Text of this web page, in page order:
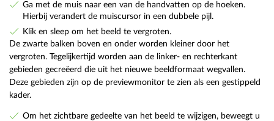
Ga met de muis naar een van de handvatten op de hoeken.
Hierbij verandert de muiscursor in een dubbele pijl.
Klik en sleep om het beeld te vergroten.
De zwarte balken boven en onder worden kleiner door het
vergroten. Tegelijkertijd worden aan de linker- en rechterkant
gebieden gecreëerd die uit het nieuwe beeldformaat wegvallen.
Deze gebieden zijn op de previewmonitor te zien als een gestippeld
kader.
Om het zichtbare gedeelte van het beeld te wijzigen, beweegt u